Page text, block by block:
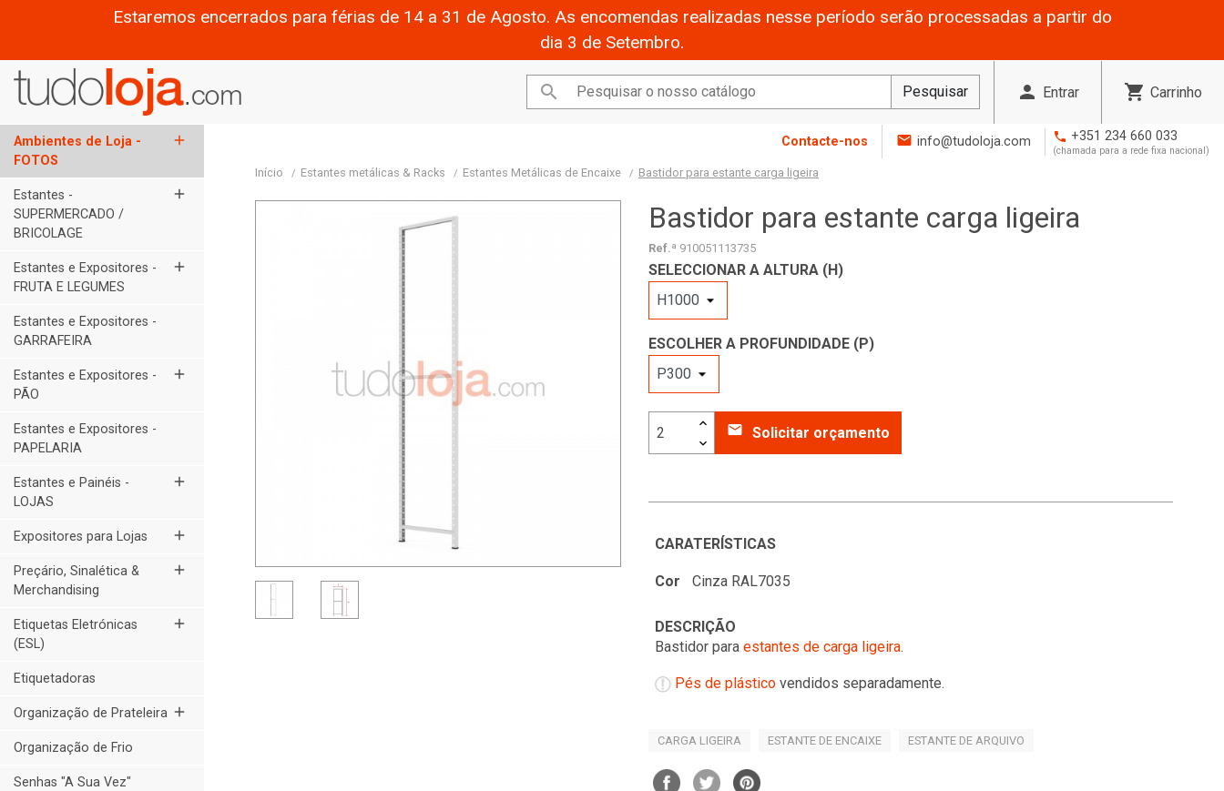
Estaremos encerrados para férias de 14 a 31 de Agosto. As encomendas realizadas nesse período serão processadas a partir do
dia 3 de Setembro.
 Pesquisar person Entrar shopping_cart Carrinho
Ambientes de Loja -
FOTOS
add
Estantes -
SUPERMERCADO /
BRICOLAGE
add
Estantes e Expositores -
FRUTA E LEGUMES
add
Estantes e Expositores -
GARRAFEIRA
Estantes e Expositores -
PÃO
add
Estantes e Expositores -
PAPELARIA
Estantes e Painéis -
LOJAS
add
Expositores para Lojas add
Preçário, Sinalética &
Merchandising
add
Etiquetas Eletrónicas
(ESL)
add
Etiquetadoras
Organização de Prateleira add
Organização de Frio
Senhas "A Sua Vez"
Contacte-nos mail info@tudoloja.com phone +351 234 660 033
(chamada para a rede fixa nacional)
Início Estantes metálicas & Racks Estantes Metálicas de Encaixe Bastidor para estante carga ligeira
Bastidor para estante carga ligeira
Ref.ª 910051113735
SELECCIONAR A ALTURA (H)
ESCOLHER A PROFUNDIDADE (P)
email Solicitar orçamento
CARATERÍSTICAS
Cor Cinza RAL7035
DESCRIÇÃO
Bastidor para estantes de carga ligeira.
Pés de plástico vendidos separadamente.
CARGA LIGEIRA ESTANTE DE ENCAIXE ESTANTE DE ARQUIVO